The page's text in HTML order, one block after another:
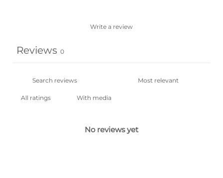
Write a review
Reviews 0
With media
No reviews yet